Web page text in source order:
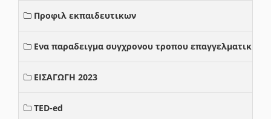
Προφιλ εκπαιδευτικων
Ενα παραδειγμα συγχρονου τροπου επαγγελματικης
ΕΙΣΑΓΩΓΗ 2023
TED-ed